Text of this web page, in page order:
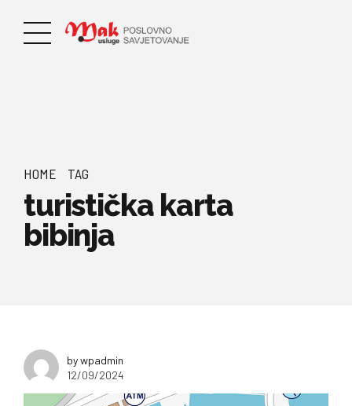
HOME TAG
turistička karta
bibinja
by wpadmin
12/09/2024